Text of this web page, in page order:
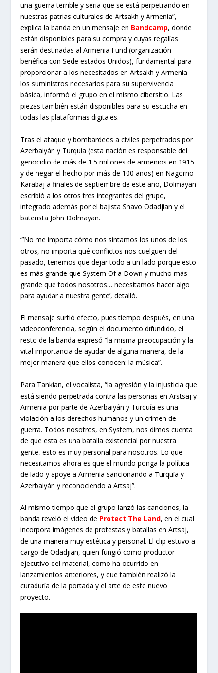
una guerra terrible y seria que se está perpetrando en
nuestras patrias culturales de Artsakh y Armenia”,
explica la banda en un mensaje en Bandcamp, donde
están disponibles para su compra y cuyas regalías
serán destinadas al Armenia Fund (organización
benéfica con Sede estados Unidos), fundamental para
proporcionar a los necesitados en Artsakh y Armenia
los suministros necesarios para su supervivencia
básica, informó el grupo en el mismo cibersitio. Las
piezas también están disponibles para su escucha en
todas las plataformas digitales.
Tras el ataque y bombardeos a civiles perpetrados por
Azerbaiyán y Turquía (esta nación es responsable del
genocidio de más de 1.5 millones de armenios en 1915
y de negar el hecho por más de 100 años) en Nagorno
Karabaj a finales de septiembre de este año, Dolmayan
escribió a los otros tres integrantes del grupo,
integrado además por el bajista Shavo Odadjian y el
baterista John Dolmayan.
“’No me importa cómo nos sintamos los unos de los
otros, no importa qué conflictos nos cuelguen del
pasado, tenemos que dejar todo a un lado porque esto
es más grande que System Of a Down y mucho más
grande que todos nosotros… necesitamos hacer algo
para ayudar a nuestra gente’, detalló.
El mensaje surtió efecto, pues tiempo después, en una
videoconferencia, según el documento difundido, el
resto de la banda expresó “la misma preocupación y la
vital importancia de ayudar de alguna manera, de la
mejor manera que ellos conocen: la música”.
Para Tankian, el vocalista, “la agresión y la injusticia que
está siendo perpetrada contra las personas en Arstsaj y
Armenia por parte de Azerbaiyán y Turquía es una
violación a los derechos humanos y un crimen de
guerra. Todos nosotros, en System, nos dimos cuenta
de que esta es una batalla existencial por nuestra
gente, esto es muy personal para nosotros. Lo que
necesitamos ahora es que el mundo ponga la política
de lado y apoye a Armenia sancionando a Turquía y
Azerbaiyán y reconociendo a Artsaj”.
Al mismo tiempo que el grupo lanzó las canciones, la
banda reveló el video de Protect The Land, en el cual
incorpora imágenes de protestas y batallas en Artsaj,
de una manera muy estética y personal. El clip estuvo a
cargo de Odadjian, quien fungió como productor
ejecutivo del material, como ha ocurrido en
lanzamientos anteriores, y que también realizó la
curaduría de la portada y el arte de este nuevo
proyecto.